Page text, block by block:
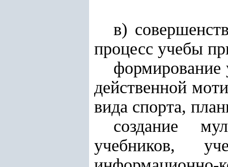
в)
процесс учебы
формирование
действенной
вида спорта,
создание
учебников,